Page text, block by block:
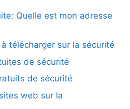
Quelle est mon adresse
télécharger sur la sécurité
de sécurité
de sécurité
web sur la